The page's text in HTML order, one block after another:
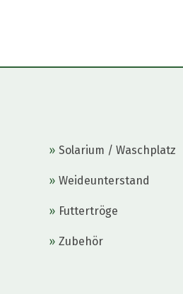
Solarium / Waschplatz
Weideunterstand
Futtertröge
Zubehör